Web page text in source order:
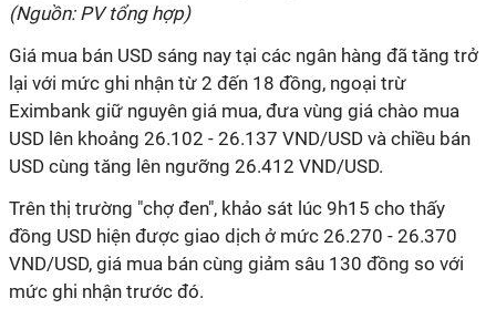
(Nguồn: PV tổng hợp)
Giá mua bán USD sáng nay tại các ngân hàng đã tăng trở
lại với mức ghi nhận từ 2 đến 18 đồng, ngoại trừ
Eximbank giữ nguyên giá mua, đưa vùng giá chào mua
USD lên khoảng 26.102 - 26.137 VND/USD và chiều bán
USD cùng tăng lên ngưỡng 26.412 VND/USD.
Trên thị trường "chợ đen", khảo sát lúc 9h15 cho thấy
đồng USD hiện được giao dịch ở mức 26.270 - 26.370
VND/USD, giá mua bán cùng giảm sâu 130 đồng so với
mức ghi nhận trước đó.